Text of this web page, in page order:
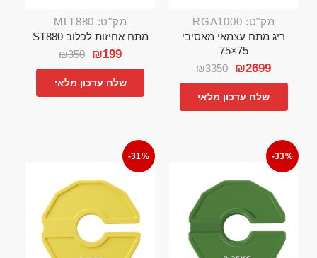
מק"ט: RGA1000
ריג מתח עצמאי מאסיבי
75×75
₪3350 ₪2699
שלח עדכון מלאי
מק"ט: MLT880
מתח אחיזות לכלוב ST880
₪350 ₪199
שלח עדכון מלאי
-33%
-31%